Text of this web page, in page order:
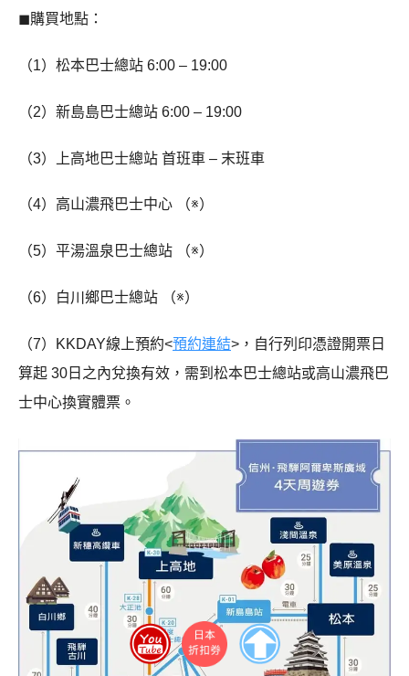
◼︎購買地點：
（1）松本巴士總站 6:00 – 19:00
（2）新島島巴士總站 6:00 – 19:00
（3）上高地巴士總站 首班車 – 末班車
（4）高山濃飛巴士中心 （※）
（5）平湯溫泉巴士總站 （※）
（6）白川鄉巴士總站 （※）
（7）KKDAY線上預約<預約連結>，自行列印憑證開票日
算起 30日之內兌換有效，需到松本巴士總站或高山濃飛巴
士中心換實體票。